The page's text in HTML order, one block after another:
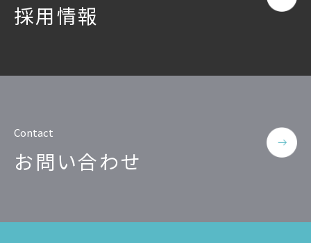
採用情報
Contact
お問い合わせ